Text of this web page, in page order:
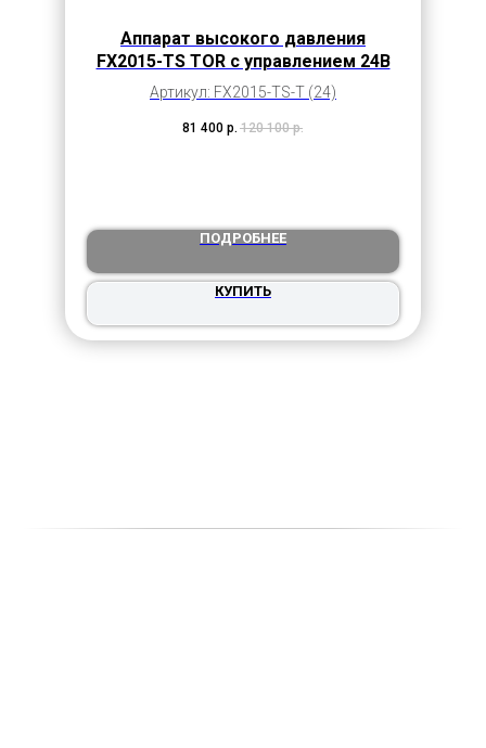
Аппарат высокого давления
FX2015-TS TOR с управлением 24В
Артикул: FX2015-TS-T (24)
81 400 р. 120 100 р.
ПОДРОБНЕЕ
КУПИТЬ